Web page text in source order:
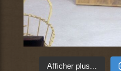
Afficher plus...